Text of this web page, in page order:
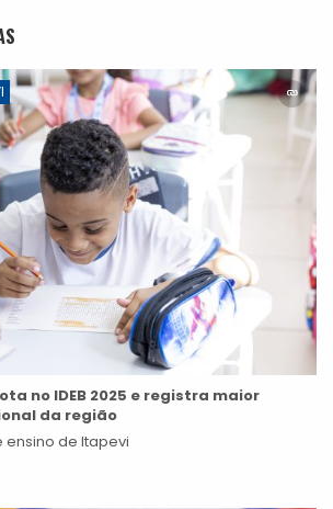
no IDEB 2025 e registra maior
da região
de Itapevi